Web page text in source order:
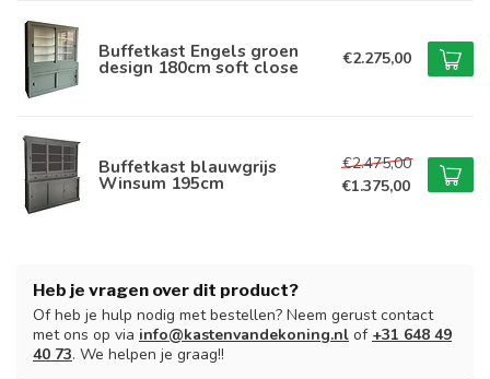
Buffetkast Engels groen
design 180cm soft close €2.275,00
Buffetkast blauwgrijs
Winsum 195cm
€2.475,00
€1.375,00
Heb je vragen over dit product?
Of heb je hulp nodig met bestellen? Neem gerust contact
met ons op via info@kastenvandekoning.nl of +31 648 49
40 73. We helpen je graag!!